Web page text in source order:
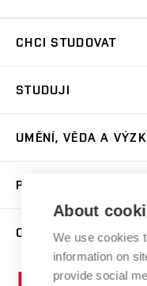
CHCI STUDOVAT
Přijímačky
Dny otevřených dveří
Přípravné kurzy
Studium bez bariér
Katedra teorií a dějin
Kabinety a dílny
STUDUJI
Časový plán studia
Studijní předpisy a
Studium a stáže v
Rezidenční pobyty
UMĚNÍ, VĚDA A
Publikační činnost
Projekty
Výstavy
PRO VEŘEJNOST
Letní školy a
Nakladatelská a
Research Catalogue
O FAKULTĚ
Aktuality
About
We use cookies
information on
provide social